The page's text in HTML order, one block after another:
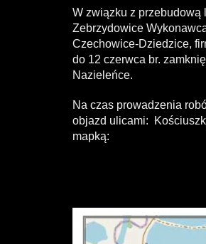
W związku z
Zebrzydowice
Czechowice-Dziedzice,
do 12 czerwca br.
Nazieleńce.
Na czas prowadzenia
objazd ulicami:
mapką: